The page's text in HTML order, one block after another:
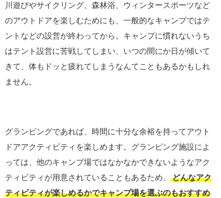
川遊びやサイクリング、森林浴、ウィンタースポーツなど
のアウトドアを楽しむためにも、一般的なキャンプではテ
ントなどの設営が終わってから。キャンプに慣れないうち
はテント設営に苦戦してしまい、いつの間にか日が傾いて
きて、体もドッと疲れてしまうなんてこともあるかもしれ
ません。
グランピングであれば、時間に十分な余裕を持ってアウト
ドアアクティビティを楽しめます。グランピング施設によ
っては、他のキャンプ場ではなかなかできないようなアク
ティビティが用意されていることもあるため、
どんなアク
ティビティが楽しめるかでキャンプ場を選ぶのもおすすめ